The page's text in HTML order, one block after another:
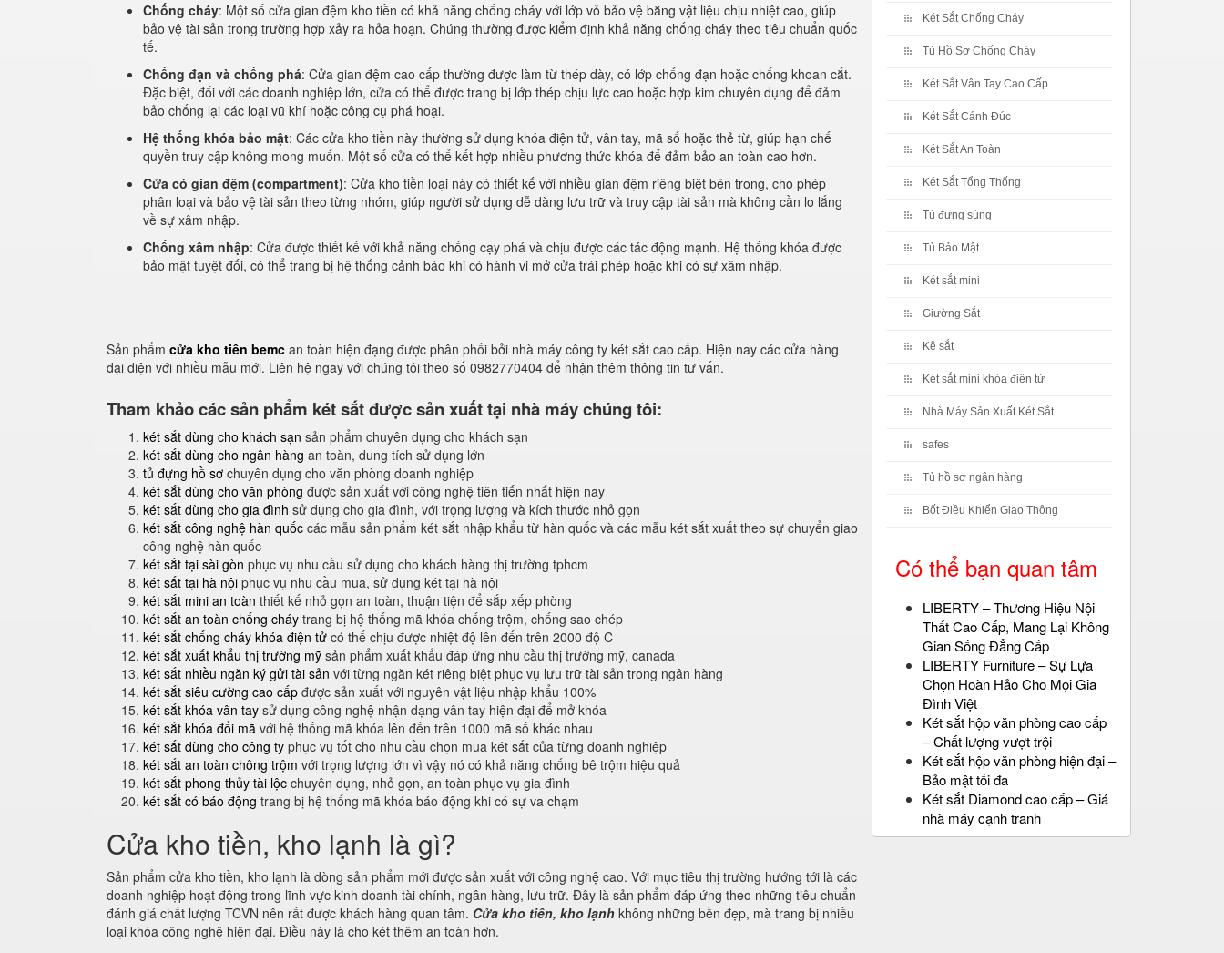
Chống cháy: Một số cửa gian đệm kho tiền có khả năng chống cháy với lớp vỏ bảo vệ bằng vật liệu chịu nhiệt cao, giúp
bảo vệ tài sản trong trường hợp xảy ra hỏa hoạn. Chúng thường được kiểm định khả năng chống cháy theo tiêu chuẩn quốc
tế.
Chống đạn và chống phá: Cửa gian đệm cao cấp thường được làm từ thép dày, có lớp chống đạn hoặc chống khoan cắt.
Đặc biệt, đối với các doanh nghiệp lớn, cửa có thể được trang bị lớp thép chịu lực cao hoặc hợp kim chuyên dụng để đảm
bảo chống lại các loại vũ khí hoặc công cụ phá hoại.
Hệ thống khóa bảo mật: Các cửa kho tiền này thường sử dụng khóa điện tử, vân tay, mã số hoặc thẻ từ, giúp hạn chế
quyền truy cập không mong muốn. Một số cửa có thể kết hợp nhiều phương thức khóa để đảm bảo an toàn cao hơn.
Cửa có gian đệm (compartment): Cửa kho tiền loại này có thiết kế với nhiều gian đệm riêng biệt bên trong, cho phép
phân loại và bảo vệ tài sản theo từng nhóm, giúp người sử dụng dễ dàng lưu trữ và truy cập tài sản mà không cần lo lắng
về sự xâm nhập.
Chống xâm nhập: Cửa được thiết kế với khả năng chống cạy phá và chịu được các tác động mạnh. Hệ thống khóa được
bảo mật tuyệt đối, có thể trang bị hệ thống cảnh báo khi có hành vi mở cửa trái phép hoặc khi có sự xâm nhập.
Sản phẩm cửa kho tiền bemc an toàn hiện đạng được phân phối bởi nhà máy công ty két sắt cao cấp. Hiện nay các cửa hàng
đại diện với nhiều mẫu mới. Liên hệ ngay với chúng tôi theo số 0982770404 để nhận thêm thông tin tư vấn.
Tham khảo các sản phẩm két sắt được sản xuất tại nhà máy chúng tôi:
két sắt dùng cho khách sạn sản phẩm chuyên dụng cho khách sạn
két sắt dùng cho ngân hàng an toàn, dung tích sử dụng lớn
tủ đựng hồ sơ chuyên dụng cho văn phòng doanh nghiệp
két sắt dùng cho văn phòng được sản xuất với công nghệ tiên tiến nhất hiện nay
két sắt dùng cho gia đình sử dụng cho gia đình, với trọng lượng và kích thước nhỏ gọn
két sắt công nghệ hàn quốc các mẫu sản phẩm két sắt nhập khẩu từ hàn quốc và các mẫu két sắt xuất theo sự chuyển giao
công nghệ hàn quốc
két sắt tại sài gòn phục vụ nhu cầu sử dụng cho khách hàng thị trường tphcm
két sắt tại hà nội phục vụ nhu cầu mua, sử dụng két tại hà nội
két sắt mini an toàn thiết kế nhỏ gọn an toàn, thuận tiện để sắp xếp phòng
két sắt an toàn chống cháy trang bị hệ thống mã khóa chống trộm, chống sao chép
két sắt chống cháy khóa điện tử có thể chịu được nhiệt độ lên đến trên 2000 độ C
két sắt xuất khẩu thị trường mỹ sản phẩm xuất khẩu đáp ứng nhu cầu thị trường mỹ, canada
két sắt nhiều ngăn ký gửi tài sản với từng ngăn két riêng biệt phục vụ lưu trữ tài sản trong ngân hàng
két sắt siêu cường cao cấp được sản xuất với nguyên vật liệu nhập khẩu 100%
két sắt khóa vân tay sử dụng công nghệ nhận dạng vân tay hiện đại để mở khóa
két sắt khóa đổi mã với hệ thống mã khóa lên đến trên 1000 mã số khác nhau
két sắt dùng cho công ty phục vụ tốt cho nhu cầu chọn mua két sắt của từng doanh nghiệp
két sắt an toàn chông trộm với trọng lượng lớn vì vậy nó có khả năng chống bê trộm hiệu quả
két sắt phong thủy tài lộc chuyên dụng, nhỏ gọn, an toàn phục vụ gia đình
két sắt có báo động trang bị hệ thống mã khóa báo động khi có sự va chạm
Cửa kho tiền, kho lạnh là gì?
Sản phẩm cửa kho tiền, kho lạnh là dòng sản phẩm mới được sản xuất với công nghệ cao. Với mục tiêu thị trường hướng tới là các
doanh nghiệp hoạt động trong lĩnh vực kinh doanh tài chính, ngân hàng, lưu trữ. Đây là sản phẩm đáp ứng theo những tiêu chuẩn
đánh giá chất lượng TCVN nên rất được khách hàng quan tâm. Cửa kho tiền, kho lạnh không những bền đẹp, mà trang bị nhiều
loại khóa công nghệ hiện đại. Điều này là cho két thêm an toàn hơn.
Két Sắt Chống Cháy
Tủ Hồ Sơ Chống Cháy
Két Sắt Vân Tay Cao Cấp
Két Sắt Cánh Đúc
Két Sắt An Toàn
Két Sắt Tổng Thống
Tủ đựng súng
Tủ Bảo Mật
Két sắt mini
Giường Sắt
Kệ sắt
Két sắt mini khóa điện tử
Nhà Máy Sản Xuất Két Sắt
safes
Tủ hồ sơ ngân hàng
Bốt Điều Khiển Giao Thông
Có thể bạn quan tâm
LIBERTY – Thương Hiệu Nội
Thất Cao Cấp, Mang Lại Không
Gian Sống Đẳng Cấp
LIBERTY Furniture – Sự Lựa
Chọn Hoàn Hảo Cho Mọi Gia
Đình Việt
Két sắt hộp văn phòng cao cấp
– Chất lượng vượt trội
Két sắt hộp văn phòng hiện đại –
Bảo mật tối đa
Két sắt Diamond cao cấp – Giá
nhà máy cạnh tranh